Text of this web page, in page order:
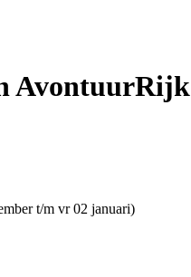
AvontuurRijk
t/m vr 02 januari)